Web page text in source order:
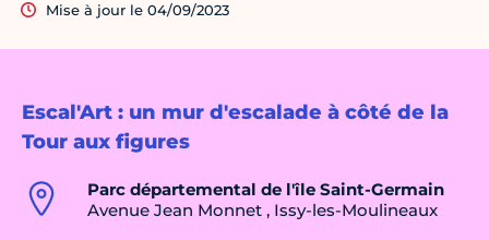
Escal'Art : un mur d'escalade à côté de la
Tour aux figures
Parc départemental de l'île Saint-Germain
Avenue Jean Monnet , Issy-les-Moulineaux
Mise à jour le 04/09/2023